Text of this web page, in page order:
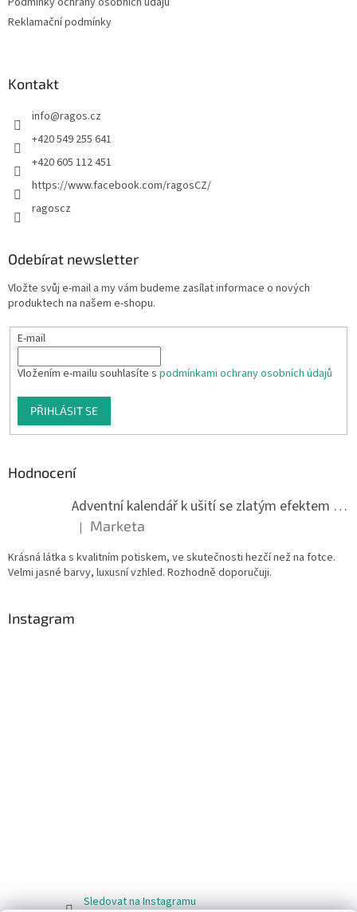
Reklamační podmínky
Kontakt
info@ragos.cz
+420 549 255 641
+420 605 112 451
https://www.facebook.com/ragosCZ/
ragoscz
Odebírat newsletter
Vložte svůj e-mail a my vám budeme zasílat informace o nových
produktech na našem e-shopu.
E-mail
Vložením e-mailu souhlasíte s podmínkami ochrany osobních údajů
PŘIHLÁSIT SE
Hodnocení
Adventní kalendář k ušití se zlatým efektem 042Q
Hodnocení produktu je 5 z 5 hvězdiček.
| Marketa
Krásná látka s kvalitním potiskem, ve skutečnosti hezčí než na fotce.
Velmi jasné barvy, luxusní vzhled. Rozhodně doporučuji.
Instagram
Sledovat na Instagramu